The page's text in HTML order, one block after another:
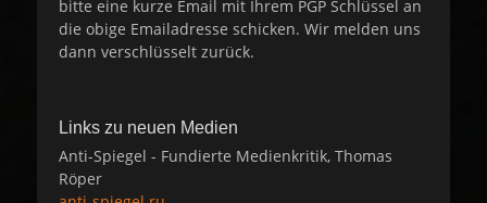
bitte eine kurze Email mit Ihrem PGP Schlüssel an
die obige Emailadresse schicken. Wir melden uns
dann verschlüsselt zurück.
Links zu neuen Medien
Anti-Spiegel - Fundierte Medienkritik, Thomas
Röper